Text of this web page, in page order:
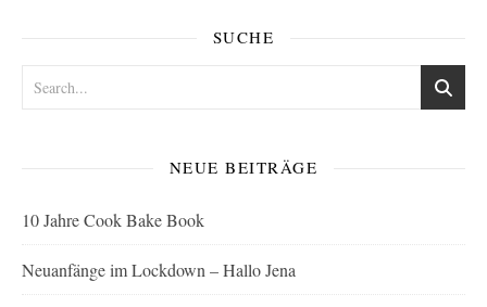
SUCHE
NEUE BEITRÄGE
10 Jahre Cook Bake Book
Neuanfänge im Lockdown – Hallo Jena